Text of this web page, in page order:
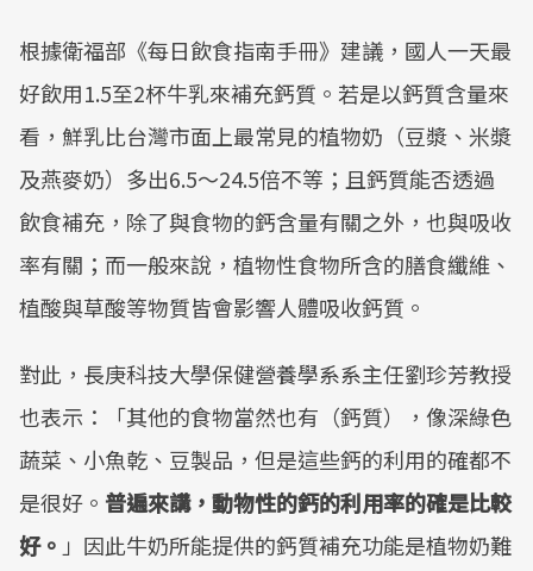
根據衛福部《每日飲食指南手冊》建議，國人一天最
好飲用1.5至2杯牛乳來補充鈣質。若是以鈣質含量來
看，鮮乳比台灣市面上最常見的植物奶（豆漿、米漿
及燕麥奶）多出6.5～24.5倍不等；且鈣質能否透過
飲食補充，除了與食物的鈣含量有關之外，也與吸收
率有關；而一般來說，植物性食物所含的膳食纖維、
植酸與草酸等物質皆會影響人體吸收鈣質。
對此，長庚科技大學保健營養學系系主任劉珍芳教授
也表示：「其他的食物當然也有（鈣質），像深綠色
蔬菜、小魚乾、豆製品，但是這些鈣的利用的確都不
是很好。 普遍來講，動物性的鈣的利用率的確是比較
好。 」因此牛奶所能提供的鈣質補充功能是植物奶難